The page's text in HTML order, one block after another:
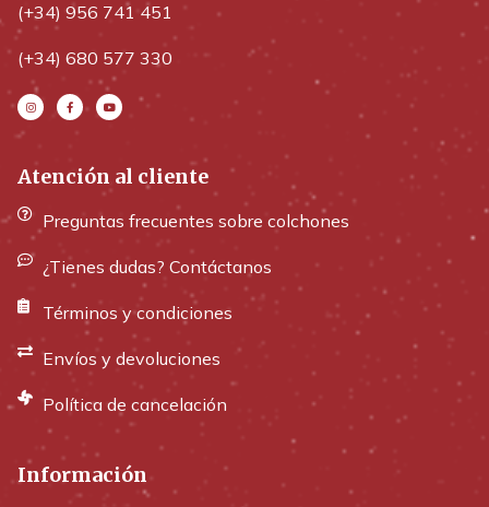
(+34) 956 741 451
(+34) 680 577 330
Atención al cliente
Preguntas frecuentes sobre colchones
¿Tienes dudas? Contáctanos
Términos y condiciones
Envíos y devoluciones
Política de cancelación
Información